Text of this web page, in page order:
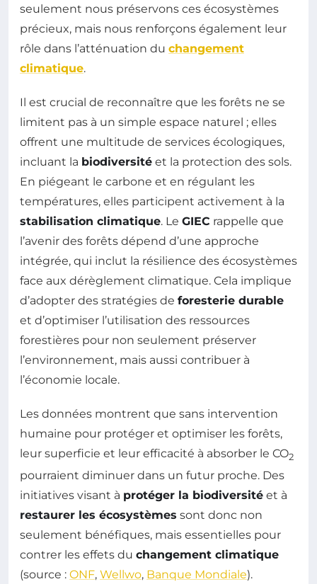
seulement nous préservons ces écosystèmes
précieux, mais nous renforçons également leur
rôle dans l’atténuation du changement
climatique.
Il est crucial de reconnaître que les forêts ne se
limitent pas à un simple espace naturel ; elles
offrent une multitude de services écologiques,
incluant la biodiversité et la protection des sols.
En piégeant le carbone et en régulant les
températures, elles participent activement à la
stabilisation climatique. Le GIEC rappelle que
l’avenir des forêts dépend d’une approche
intégrée, qui inclut la résilience des écosystèmes
face aux dérèglement climatique. Cela implique
d’adopter des stratégies de foresterie durable
et d’optimiser l’utilisation des ressources
forestières pour non seulement préserver
l’environnement, mais aussi contribuer à
l’économie locale.
Les données montrent que sans intervention
humaine pour protéger et optimiser les forêts,
leur superficie et leur efficacité à absorber le CO2
pourraient diminuer dans un futur proche. Des
initiatives visant à protéger la biodiversité et à
restaurer les écosystèmes sont donc non
seulement bénéfiques, mais essentielles pour
contrer les effets du changement climatique
(source : ONF, Wellwo, Banque Mondiale).